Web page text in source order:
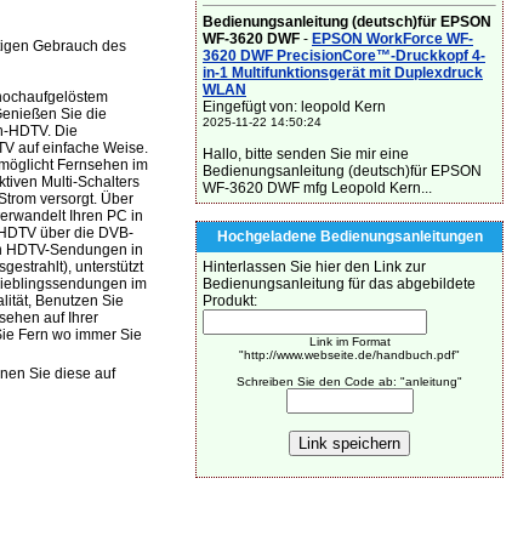
Gebrauch des
Sie die
HDTV. Die
auf einfache Weise.
Fernsehen im
Multi-Schalters
versorgt. Über
Ihren PC in
über die DVB-
Sendungen in
unterstützt
im
Benutzen Sie
auf Ihrer
Fern wo immer Sie
Sie diese auf
Bedienungsanleitung (deutsch)für EPSON
WF-3620 DWF - EPSON WorkForce WF-
3620 DWF PrecisionCore™-Druckkopf 4-
in-1 Multifunktionsgerät mit Duplexdruck
WLAN
Eingefügt von: leopold Kern
2025-11-22 14:50:24
Hallo, bitte senden Sie mir eine
Bedienungsanleitung (deutsch)für EPSON
WF-3620 DWF mfg Leopold Kern...
Hochgeladene Bedienungsanleitungen
Hinterlassen Sie hier den Link zur
Bedienungsanleitung für das abgebildete
Produkt:
Link im Format
"http://www.webseite.de/handbuch.pdf"
Schreiben Sie den Code ab: "anleitung"